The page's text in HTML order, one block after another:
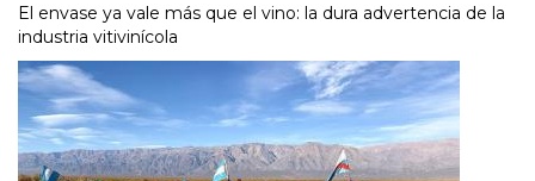
El envase ya vale más que el vino: la dura advertencia de la
industria vitivinícola